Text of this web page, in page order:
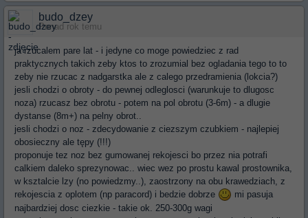
budo_dzey
Ponad rok temu
ja rzucalem pare lat - i jedyne co moge powiedziec z rad
praktycznych takich zeby ktos to zrozumial bez ogladania tego to to
zeby nie rzucac z nadgarstka ale z calego przedramienia (lokcia?)
jesli chodzi o obroty - do pewnej odleglosci (warunkuje to dlugosc
noza) rzucasz bez obrotu - potem na pol obrotu (3-6m) - a dlugie
dystanse (8m+) na pelny obrot..
jesli chodzi o noz - zdecydowanie z ciezszym czubkiem - najlepiej
obosieczny ale tępy (!!!)
proponuje tez noz bez gumowanej rekojesci bo przez nia potrafi
calkiem daleko sprezynowac.. wiec wez po prostu kawal prostownika,
w ksztalcie lzy (no powiedzmy..), zaostrzony na obu krawedziach, z
rekojescia z oplotem (np paracord) i bedzie dobrze
mi pasuja
najbardziej dosc ciezkie - takie ok. 250-300g wagi